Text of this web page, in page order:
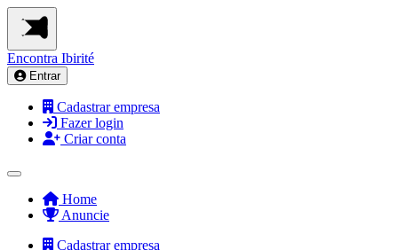
Encontra Ibirité
Entrar
Cadastrar empresa
Fazer login
Criar conta
Home
Anuncie
Cadastrar empresa